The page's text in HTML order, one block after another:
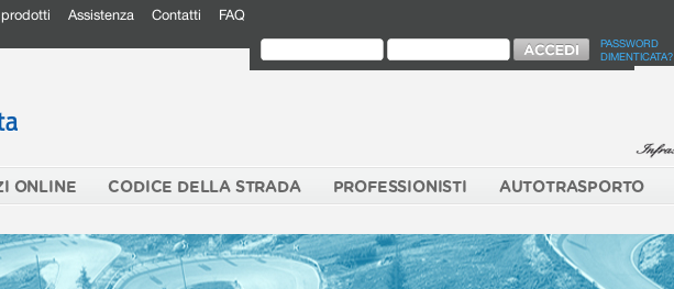
Assistenza Contatti FAQ
PASSWORD
DIMENTICATA?
ONLINE CODICE DELLA STRADA PROFESSIONISTI AUTOTRASPORTO